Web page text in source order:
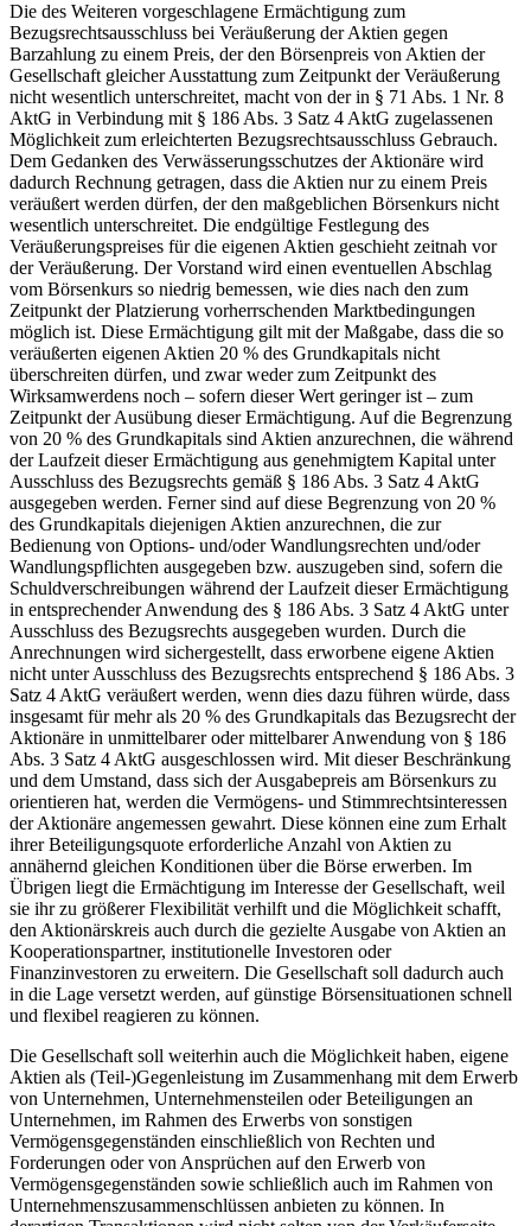
Die des Weiteren vorgeschlagene Ermächtigung zum
Bezugsrechtsausschluss bei Veräußerung der Aktien gegen
Barzahlung zu einem Preis, der den Börsenpreis von Aktien der
Gesellschaft gleicher Ausstattung zum Zeitpunkt der Veräußerung
nicht wesentlich unterschreitet, macht von der in § 71 Abs. 1 Nr. 8
AktG in Verbindung mit § 186 Abs. 3 Satz 4 AktG zugelassenen
Möglichkeit zum erleichterten Bezugsrechtsausschluss Gebrauch.
Dem Gedanken des Verwässerungsschutzes der Aktionäre wird
dadurch Rechnung getragen, dass die Aktien nur zu einem Preis
veräußert werden dürfen, der den maßgeblichen Börsenkurs nicht
wesentlich unterschreitet. Die endgültige Festlegung des
Veräußerungspreises für die eigenen Aktien geschieht zeitnah vor
der Veräußerung. Der Vorstand wird einen eventuellen Abschlag
vom Börsenkurs so niedrig bemessen, wie dies nach den zum
Zeitpunkt der Platzierung vorherrschenden Marktbedingungen
möglich ist. Diese Ermächtigung gilt mit der Maßgabe, dass die so
veräußerten eigenen Aktien 20 % des Grundkapitals nicht
überschreiten dürfen, und zwar weder zum Zeitpunkt des
Wirksamwerdens noch – sofern dieser Wert geringer ist – zum
Zeitpunkt der Ausübung dieser Ermächtigung. Auf die Begrenzung
von 20 % des Grundkapitals sind Aktien anzurechnen, die während
der Laufzeit dieser Ermächtigung aus genehmigtem Kapital unter
Ausschluss des Bezugsrechts gemäß § 186 Abs. 3 Satz 4 AktG
ausgegeben werden. Ferner sind auf diese Begrenzung von 20 %
des Grundkapitals diejenigen Aktien anzurechnen, die zur
Bedienung von Options- und/oder Wandlungsrechten und/oder
Wandlungspflichten ausgegeben bzw. auszugeben sind, sofern die
Schuldverschreibungen während der Laufzeit dieser Ermächtigung
in entsprechender Anwendung des § 186 Abs. 3 Satz 4 AktG unter
Ausschluss des Bezugsrechts ausgegeben wurden. Durch die
Anrechnungen wird sichergestellt, dass erworbene eigene Aktien
nicht unter Ausschluss des Bezugsrechts entsprechend § 186 Abs. 3
Satz 4 AktG veräußert werden, wenn dies dazu führen würde, dass
insgesamt für mehr als 20 % des Grundkapitals das Bezugsrecht der
Aktionäre in unmittelbarer oder mittelbarer Anwendung von § 186
Abs. 3 Satz 4 AktG ausgeschlossen wird. Mit dieser Beschränkung
und dem Umstand, dass sich der Ausgabepreis am Börsenkurs zu
orientieren hat, werden die Vermögens- und Stimmrechtsinteressen
der Aktionäre angemessen gewahrt. Diese können eine zum Erhalt
ihrer Beteiligungsquote erforderliche Anzahl von Aktien zu
annähernd gleichen Konditionen über die Börse erwerben. Im
Übrigen liegt die Ermächtigung im Interesse der Gesellschaft, weil
sie ihr zu größerer Flexibilität verhilft und die Möglichkeit schafft,
den Aktionärskreis auch durch die gezielte Ausgabe von Aktien an
Kooperationspartner, institutionelle Investoren oder
Finanzinvestoren zu erweitern. Die Gesellschaft soll dadurch auch
in die Lage versetzt werden, auf günstige Börsensituationen schnell
und flexibel reagieren zu können.
Die Gesellschaft soll weiterhin auch die Möglichkeit haben, eigene
Aktien als (Teil-)Gegenleistung im Zusammenhang mit dem Erwerb
von Unternehmen, Unternehmensteilen oder Beteiligungen an
Unternehmen, im Rahmen des Erwerbs von sonstigen
Vermögensgegenständen einschließlich von Rechten und
Forderungen oder von Ansprüchen auf den Erwerb von
Vermögensgegenständen sowie schließlich auch im Rahmen von
Unternehmenszusammenschlüssen anbieten zu können. In